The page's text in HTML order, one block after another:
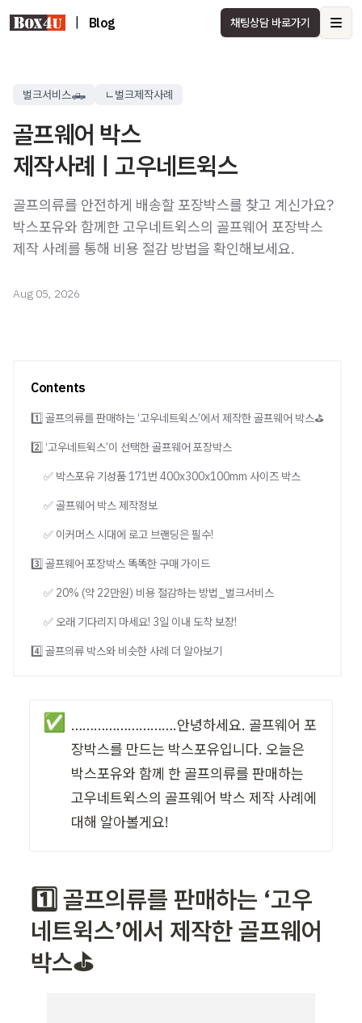
Blog 채팅상담 바로가기
벌크서비스🛻 ㄴ벌크제작사례
골프웨어 박스
제작사례ㅣ고우네트윅스
골프의류를 안전하게 배송할 포장박스를 찾고 계신가요?
박스포유와 함께한 고우네트윅스의 골프웨어 포장박스
제작 사례를 통해 비용 절감 방법을 확인해보세요.
Aug 05, 2026
Contents
1️⃣ 골프의류를 판매하는 ‘고우네트윅스’에서 제작한 골프웨어 박스⛳
2️⃣ ‘고우네트윅스’이 선택한 골프웨어 포장박스
✅ 박스포유 기성품 171번 400x300x100mm 사이즈 박스
✅ 골프웨어 박스 제작정보
✅ 이커머스 시대에 로고 브랜딩은 필수!
3️⃣ 골프웨어 포장박스 똑똑한 구매 가이드
✅ 20% (약 22만원) 비용 절감하는 방법_벌크서비스
✅ 오래 기다리지 마세요! 3일 이내 도착 보장!
4️⃣ 골프의류 박스와 비슷한 사례 더 알아보기
✅ ……………………….안녕하세요. 골프웨어 포
장박스를 만드는 박스포유입니다. 오늘은
박스포유와 함께 한 골프의류를 판매하는
고우네트윅스의 골프웨어 박스 제작 사례에
대해 알아볼게요!
1️⃣ 골프의류를 판매하는 ‘고우
네트윅스’에서 제작한 골프웨어
박스⛳